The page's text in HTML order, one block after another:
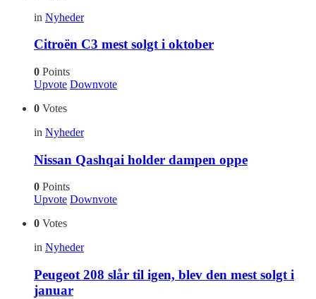
in Nyheder
Citroën C3 mest solgt i oktober
0 Points
Upvote Downvote
0 Votes
in Nyheder
Nissan Qashqai holder dampen oppe
0 Points
Upvote Downvote
0 Votes
in Nyheder
Peugeot 208 slår til igen, blev den mest solgt i
januar